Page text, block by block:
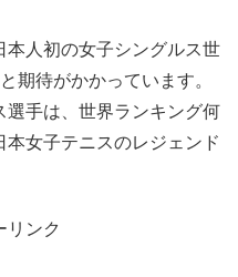
本人初の女子シングルス世
期待がかかっています。
選手は、世界ランキング何
女子テニスのレジェンド
リンク